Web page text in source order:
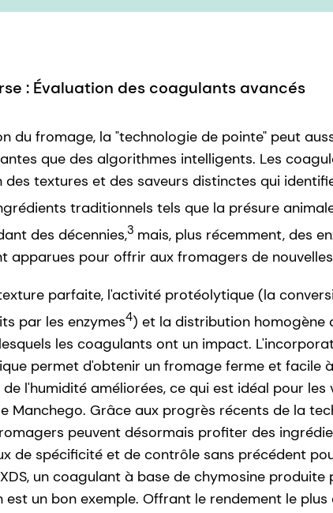
: Évaluation des coagulants avancés
du fromage, la "technologie de pointe" peut
que des algorithmes intelligents. Les
textures et des saveurs distinctes qui
traditionnels tels que la présure
des décennies,3 mais, plus récemment, des
apparues pour offrir aux fromagers de
parfaite, l'activité protéolytique (la
par les enzymes4) et la distribution homogène
les coagulants ont un impact.
permet d'obtenir un fromage ferme et facile
l'humidité améliorées, ce qui est idéal pour
Manchego. Grâce aux progrès récents de la
peuvent désormais profiter des
de spécificité et de contrôle sans précédent
un coagulant à base de chymosine
est un bon exemple. Offrant le rendement le